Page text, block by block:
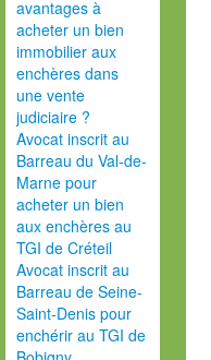
avantages à
acheter un bien
immobilier aux
enchères dans
une vente
judiciaire ?
Avocat inscrit au
Barreau du Val-de-
Marne pour
acheter un bien
aux enchères au
TGI de Créteil
Avocat inscrit au
Barreau de Seine-
Saint-Denis pour
enchérir au TGI de